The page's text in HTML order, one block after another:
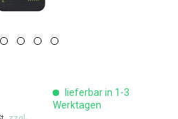
lieferbar in 1-3
Werktagen